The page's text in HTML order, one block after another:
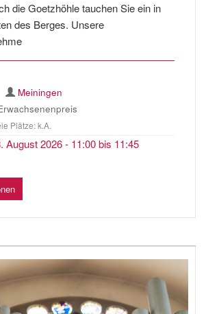
die Goetzhöhle tauchen Sie ein in
des Berges. Unsere
Meiningen
Plätze: k.A.
August 2026 - 11:00 bis 11:45